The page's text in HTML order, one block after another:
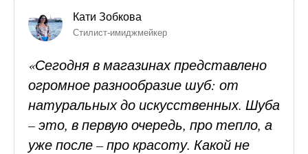
Кати Зобкова
Cтилист-имиджмейкер
«Сегодня в магазинах представлено
огромное разнообразие шуб: от
натуральных до искусственных. Шуба
– это, в первую очередь, про тепло, а
уже после – про красоту. Какой не